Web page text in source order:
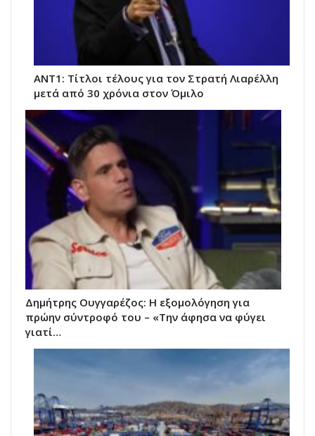
ANT1: Τίτλοι τέλους για τον Στρατή Λιαρέλλη
μετά από 30 χρόνια στον Όμιλο
Δημήτρης Ουγγαρέζος: Η εξομολόγηση για
πρώην σύντροφό του – «Την άφησα να φύγει
γιατί…